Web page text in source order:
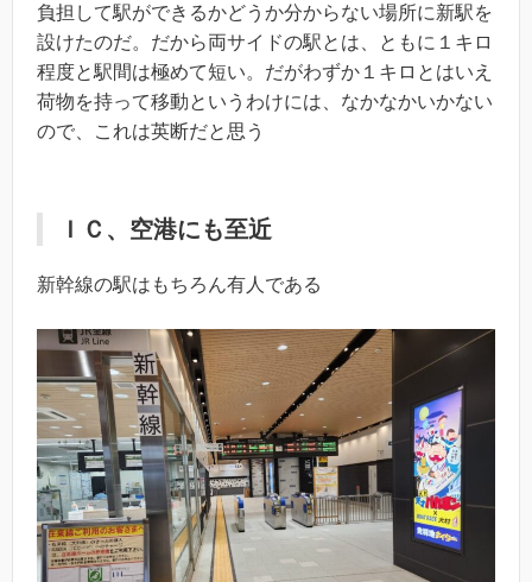
負担して駅ができるかどうか分からない場所に新駅を
設けたのだ。だから両サイドの駅とは、ともに１キロ
程度と駅間は極めて短い。だがわずか１キロとはいえ
荷物を持って移動というわけには、なかなかいかない
ので、これは英断だと思う
ＩＣ、空港にも至近
新幹線の駅はもちろん有人である